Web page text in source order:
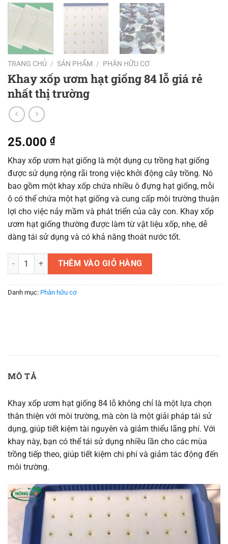
TRANG CHỦ / SẢN PHẨM / PHÂN HỮU CƠ
Khay xốp ươm hạt giống 84 lỗ giá rẻ
nhất thị trường
25.000 ₫
Khay xốp ươm hạt giống là một dụng cụ trồng hạt giống
được sử dụng rộng rãi trong việc khởi động cây trồng. Nó
bao gồm một khay xốp chứa nhiều ô đựng hạt giống, mỗi
ô có thể chứa một hạt giống và cung cấp môi trường thuận
lợi cho việc nảy mầm và phát triển của cây con. Khay xốp
ươm hạt giống thường được làm từ vật liệu xốp, nhẹ, dễ
dàng tái sử dụng và có khả năng thoát nước tốt.
Khay xốp ươm hạt giống 84 lỗ giá rẻ nhất thị trường số lượng
THÊM VÀO GIỎ HÀNG
Danh mục: Phân hữu cơ
MÔ TẢ
Khay xốp ươm hạt giống 84 lỗ không chỉ là một lựa chọn
thân thiện với môi trường, mà còn là một giải pháp tái sử
dụng, giúp tiết kiệm tài nguyên và giảm thiểu lãng phí. Với
khay này, bạn có thể tái sử dụng nhiều lần cho các mùa
trồng tiếp theo, giúp tiết kiệm chi phí và giảm tác động đến
môi trường.